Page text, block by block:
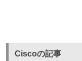
Ciscoの記事